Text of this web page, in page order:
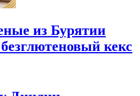
из Бурятии
кекс